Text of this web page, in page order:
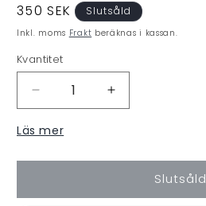
Ordinarie
pris
350 SEK Slutsåld
Inkl. moms Frakt beräknas i kassan.
Kvantitet
Minska
kvantitet
för
&amp;
of
Öka
kvantitet
&amp;
Shadow
of
Läs mer
Slutsåld